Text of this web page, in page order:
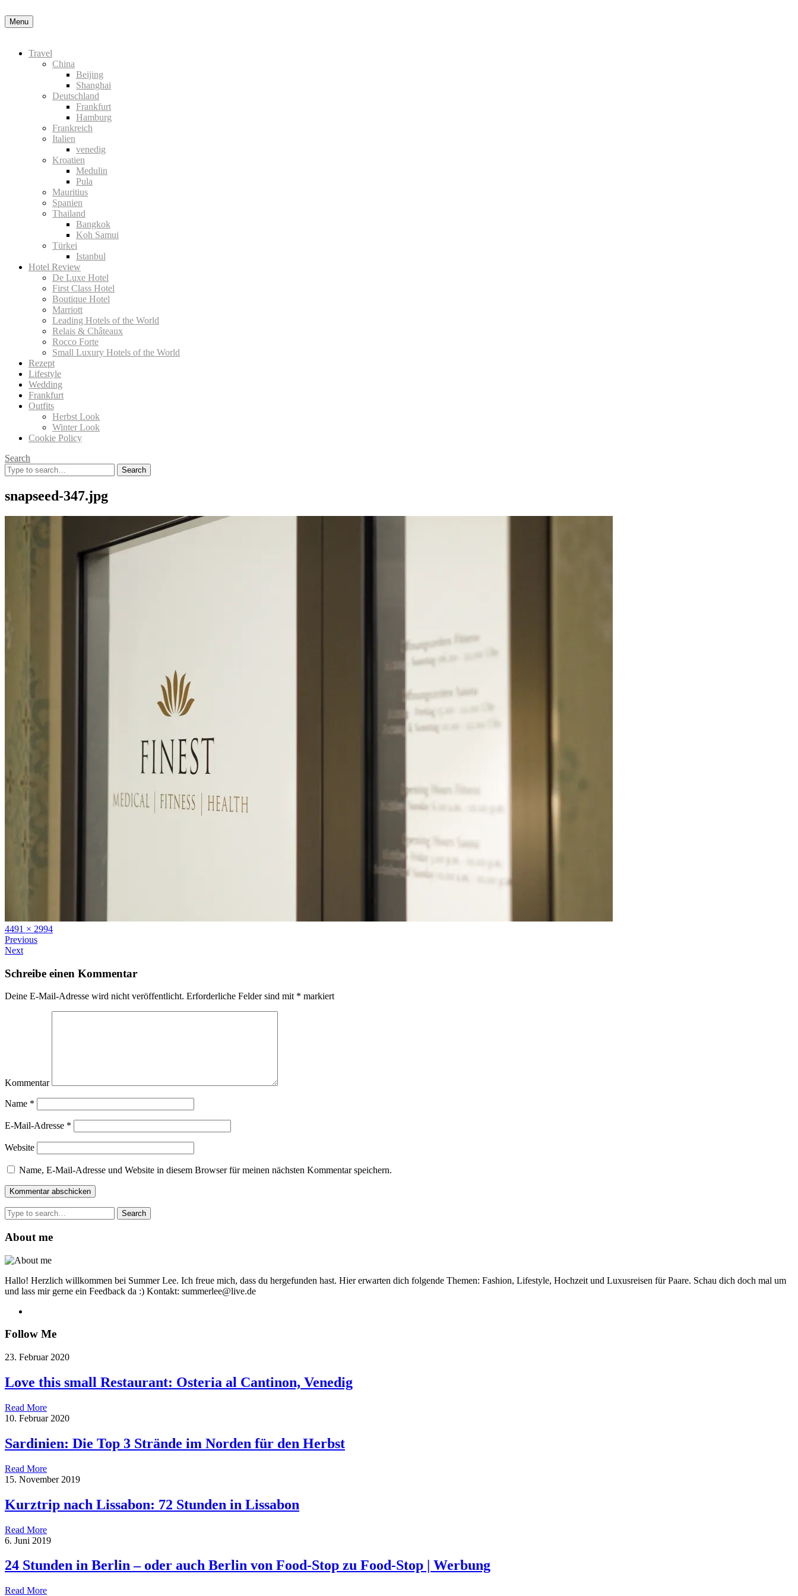
Menu
Travel
China
Beijing
Shanghai
Deutschland
Frankfurt
Hamburg
Frankreich
Italien
venedig
Kroatien
Medulin
Pula
Mauritius
Spanien
Thailand
Bangkok
Koh Samui
Türkei
Istanbul
Hotel Review
De Luxe Hotel
First Class Hotel
Boutique Hotel
Marriott
Leading Hotels of the World
Relais & Châteaux
Rocco Forte
Small Luxury Hotels of the World
Rezept
Lifestyle
Wedding
Frankfurt
Outfits
Herbst Look
Winter Look
Cookie Policy
Search
Search
for:
snapseed-347.jpg
Full
size
4491 × 2994
Previous
Next
Schreibe einen Kommentar
Deine E-Mail-Adresse wird nicht veröffentlicht. Erforderliche Felder sind mit * markiert
Kommentar
Name *
E-Mail-Adresse *
Website
Name, E-Mail-Adresse und Website in diesem Browser für meinen nächsten Kommentar speichern.
Search
for:
About me
Hallo! Herzlich willkommen bei Summer Lee. Ich freue mich, dass du hergefunden hast. Hier erwarten dich folgende Themen: Fashion, Lifestyle, Hochzeit und Luxusreisen für Paare. Schau dich doch mal um
und lass mir gerne ein Feedback da :) Kontakt: summerlee@live.de
Follow Me
23. Februar 2020
Love this small Restaurant: Osteria al Cantinon, Venedig
Read More
10. Februar 2020
Sardinien: Die Top 3 Strände im Norden für den Herbst
Read More
15. November 2019
Kurztrip nach Lissabon: 72 Stunden in Lissabon
Read More
6. Juni 2019
24 Stunden in Berlin – oder auch Berlin von Food-Stop zu Food-Stop | Werbung
Read More